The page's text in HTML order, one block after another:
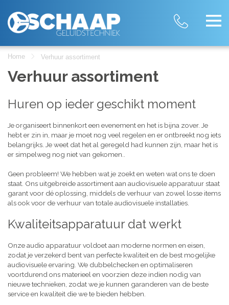
Home Verhuur assortiment
Verhuur assortiment
Huren op ieder geschikt moment
Je organiseert binnenkort een evenement en het is bijna zover. Je
hebt er zin in, maar je moet nog veel regelen en er ontbreekt nog iets
belangrijks. Je weet dat het al geregeld had kunnen zijn, maar het is
er simpelweg nog niet van gekomen..
Geen probleem! We hebben wat je zoekt en weten wat ons te doen
staat. Ons uitgebreide assortiment aan audiovisuele apparatuur staat
garant voor dé oplossing, middels de verhuur van zowel losse items
als ook voor de verhuur van totale audiovisuele installaties.
Kwaliteitsapparatuur dat werkt
Onze audio apparatuur voldoet aan moderne normen en eisen,
zodat je verzekerd bent van perfecte kwaliteit en de best mogelijke
audiovisuele ervaring. We dubbelchecken en optimaliseren
voortdurend ons materieel en voorzien deze indien nodig van
nieuwe technieken, zodat we je kunnen garanderen van de beste
service en kwaliteit die we te bieden hebben.